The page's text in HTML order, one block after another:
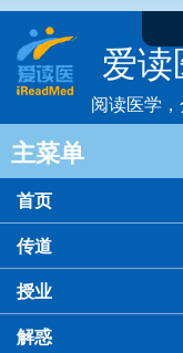
爱
阅读医学，
主菜单
首页
传道
授业
解惑